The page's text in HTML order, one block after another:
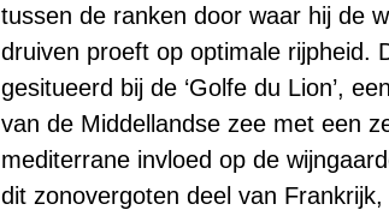
tussen de ranken door waar hij de
druiven proeft op optimale rijpheid.
gesitueerd bij de ‘Golfe du Lion’,
van de Middellandse zee met een
mediterrane invloed op de
dit zonovergoten deel van